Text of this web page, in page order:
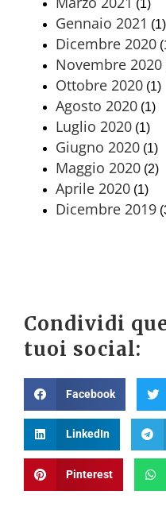
(1)
Gennaio 2021 (1)
Dicembre 2020
Novembre 2020
Ottobre 2020 (1)
Agosto 2020 (1)
Luglio 2020 (1)
Giugno 2020 (1)
Maggio 2020 (2)
Aprile 2020 (1)
Dicembre 2019
Condividi
tuoi social:
Facebook
LinkedIn
Pinterest